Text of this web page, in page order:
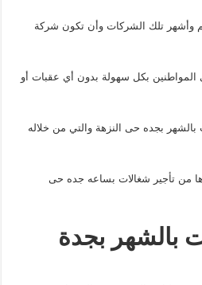
وأشهر تلك الشركات وأن تكون شركة
المواطنين بكل سهولة بدون أي عقبات أو
بجده حى النزهة والتي من خلاله
من تأجير شغالات بساعه جده حى
بالشهر بجدة